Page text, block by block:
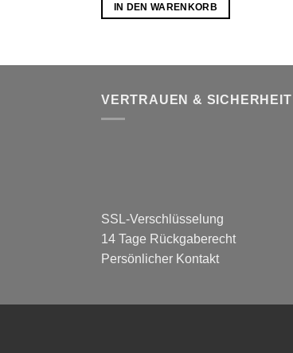
IN DEN WARENKORB
VERTRAUEN & SICHERHEIT
SSL-Verschlüsselung
14 Tage Rückgaberecht
Persönlicher Kontakt